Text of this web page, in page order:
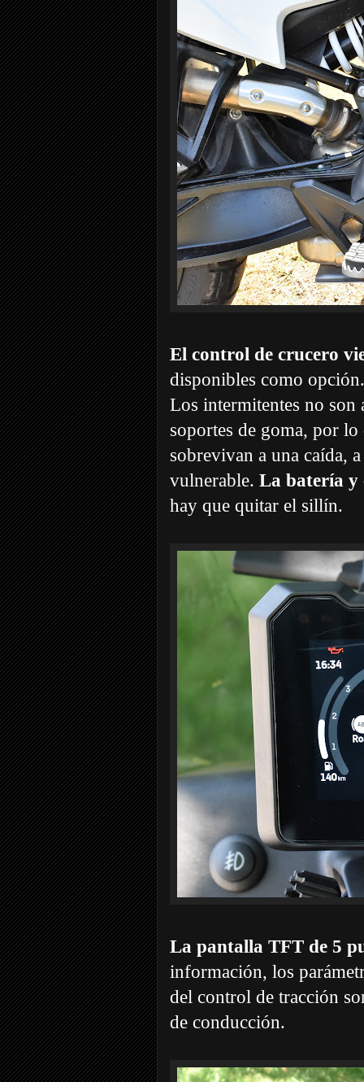
El control de crucero
disponibles como
Los intermitentes no son
soportes de goma, por
sobrevivan a una caída,
vulnerable. La batería y
hay que quitar el sillín.
La pantalla TFT de 5
información, los
del control de tracción
de conducción.